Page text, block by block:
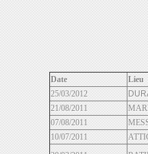
Date
Lieu
25/03/2012
21/08/2011
07/08/2011
10/07/2011